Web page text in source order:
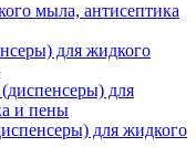
мыла, антисептика
для жидкого
для
и пены
для жидкого